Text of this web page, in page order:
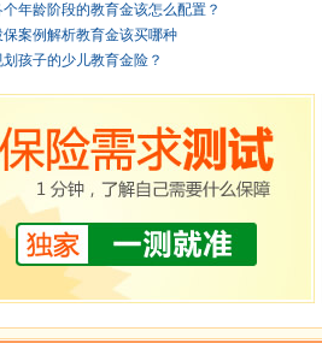
年龄阶段的教育金该怎么配置？
保案例解析教育金该买哪种
孩子的少儿教育金险？